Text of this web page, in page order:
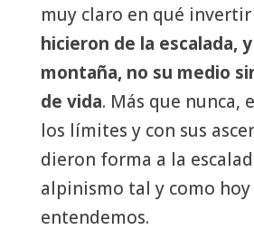
muy claro en qué invertir
hicieron de la escalada,
montaña, no su medio
de vida. Más que nunca,
los límites y con sus
dieron forma a la
alpinismo tal y como
entendemos.